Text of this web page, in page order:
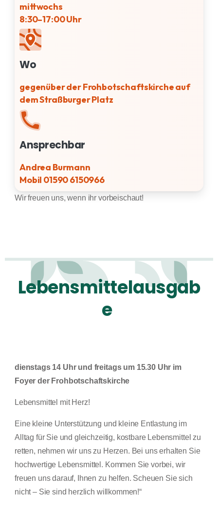
mittwochs
8:30–17:00 Uhr
Wo
gegenüber der Frohbotschaftskirche auf
dem Straßburger Platz
Ansprechbar
Andrea Burmann
Mobil 01590 6150966
Wir freuen uns, wenn ihr vorbeischaut!
dienstags 14 Uhr und freitags um 15.30 Uhr im
Foyer der Frohbotschaftskirche
Lebensmittel mit Herz!
Eine kleine Unterstützung und kleine Entlastung im
Alltag für Sie und gleichzeitig, kostbare Lebensmittel zu
retten, nehmen wir uns zu Herzen. Bei uns erhalten Sie
hochwertige Lebensmittel. Kommen Sie vorbei, wir
freuen uns darauf, Ihnen zu helfen. Scheuen Sie sich
nicht – Sie sind herzlich willkommen!“